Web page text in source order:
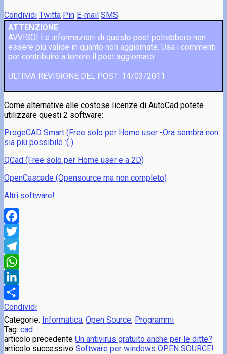
Condividi Twitta Pin E-mail SMS
ATTENZIONE:
AVVISO! Le informazioni di questo post potrebbero non
essere più valide in quanto non aggiornate. Usa i commenti
per contribuire a tenere il post aggiornato.
ULTIMA REVISIONE DEL POST: 14/03/2011
Come alternative alle costose licenze di AutoCad potete
utilizzare questi 2 software:
ProgeCAD Smart (Free solo per Home user -Ora sembra non
sia più possibile :( )
QCad (Free solo per Home user e a 2D)
OpenCascade (Opensource ma non completo)
Altri software!
Facebook
Twitter
Telegram
WhatsApp
LinkedIn
Condividi
Categorie: Informatica, Open Source, Programmi
Tag: cad
articolo precedente Un antivirus gratuito anche per le ditte?
articolo successivo Software per windows OPEN SOURCE!